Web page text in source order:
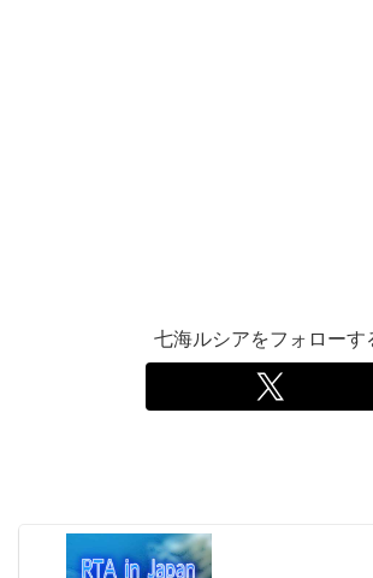
七海ルシアをフォローす